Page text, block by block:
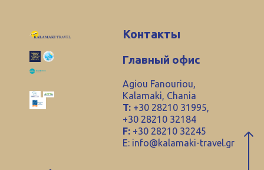
Контакты
Главный офис
Agiou Fanouriou,
Kalamaki, Chania
T: +30 28210 31995,
+30 28210 32184
F: +30 28210 32245
E: info@kalamaki-travel.gr